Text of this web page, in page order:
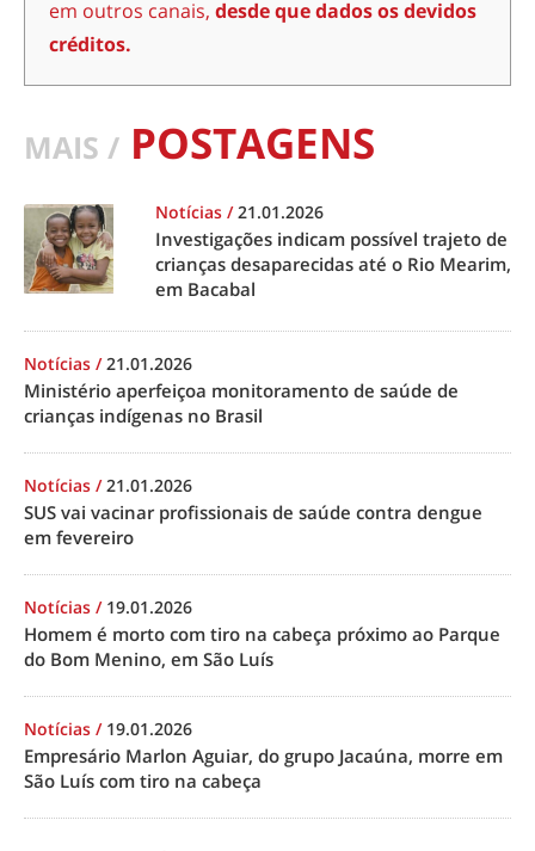
em outros canais, desde que dados os devidos
créditos.
MAIS / POSTAGENS
Notícias /21.01.2026
Investigações indicam possível trajeto de
crianças desaparecidas até o Rio Mearim,
em Bacabal
Notícias /21.01.2026
Ministério aperfeiçoa monitoramento de saúde de
crianças indígenas no Brasil
Notícias /21.01.2026
SUS vai vacinar profissionais de saúde contra dengue
em fevereiro
Notícias / 19.01.2026
Homem é morto com tiro na cabeça próximo ao Parque
do Bom Menino, em São Luís
Notícias / 19.01.2026
Empresário Marlon Aguiar, do grupo Jacaúna, morre em
São Luís com tiro na cabeça